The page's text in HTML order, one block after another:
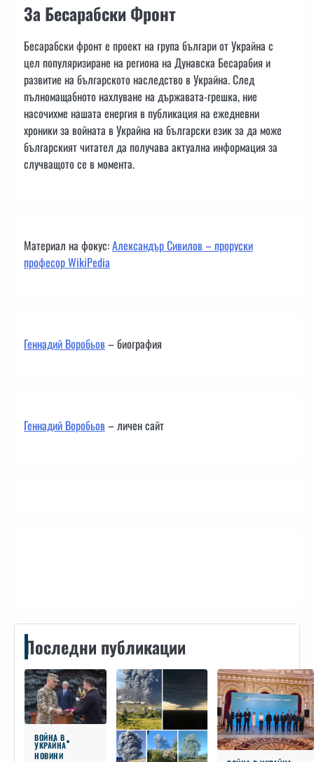
За Бесарабски Фронт
Бесарабски фронт е проект на група българи от Украйна с
цел популяризиране на региона на Дунавска Бесарабия и
развитие на българското наследство в Украйна. След
пълномащабното нахлуване на държавата-грешка, ние
насочихме нашата енергия в публикация на ежедневни
хроники за войната в Украйна на български език за да може
българският читател да получава актуална информация за
случващото се в момента.
Материал на фокус:Александър Сивилов – проруски
професор WikiPedia
Геннадий Воробьов– биография
Геннадий Воробьов– личен сайт
Последни публикации
ВОЙНА В
УКРАЙНА
НОВИНИ